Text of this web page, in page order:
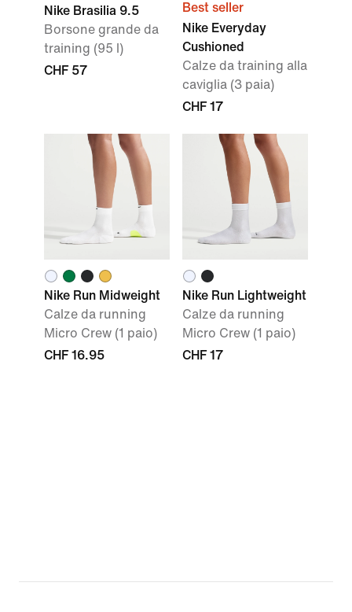
Nike Brasilia 9.5
Borsone grande da
training (95 l)
CHF 57
Best seller
Nike Everyday
Cushioned
Calze da training alla
caviglia (3 paia)
CHF 17
Nike Run Midweight
Calze da running
Micro Crew (1 paio)
CHF 16.95
Nike Run Lightweight
Calze da running
Micro Crew (1 paio)
CHF 17